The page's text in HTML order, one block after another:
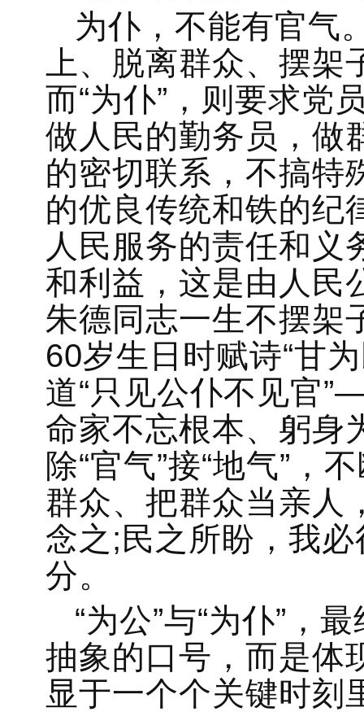
为仆，不能有官气
上、脱离群众、摆
而“为仆”，则要求党
做人民的勤务员，做
的密切联系，不搞特
的优良传统和铁的纪
人民服务的责任和义
和利益，这是由人民
朱德同志一生不摆架
60岁生日时赋诗“甘
道“只见公仆不见官
命家不忘根本、躬身
除“官气”接“地气”，
群众、把群众当亲人
念之;民之所盼，我必
分。
“为公”与“为仆”，
抽象的口号，而是体
显于一个个关键时刻